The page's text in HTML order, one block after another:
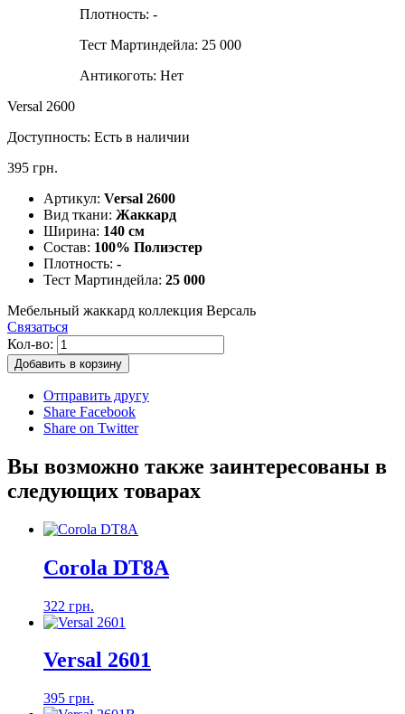
Плотность: -
Тест Мартиндейла: 25 000
Антикоготь: Нет
Versal 2600
Доступность: Есть в наличии
395 грн.
Артикул: Versal 2600
Вид ткани: Жаккард
Ширина: 140 см
Состав: 100% Полиэстер
Плотность: -
Тест Мартиндейла: 25 000
Мебельный жаккард коллекция Версаль
Связаться
Кол-во:
Добавить в корзину
Отправить другу
Share Facebook
Share on Twitter
Вы возможно также заинтересованы в
следующих товарах
Corola DT8A
322 грн.
Versal 2601
395 грн.